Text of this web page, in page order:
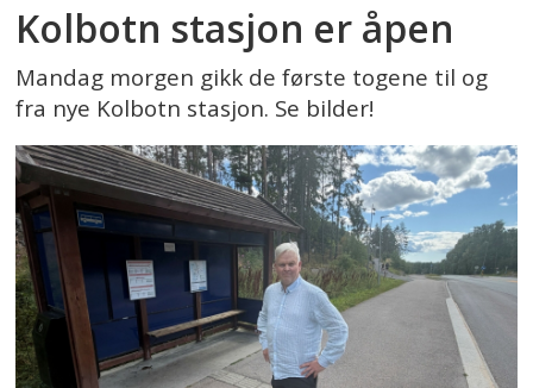
Kolbotn stasjon er åpen
Mandag morgen gikk de første togene til og
fra nye Kolbotn stasjon. Se bilder!